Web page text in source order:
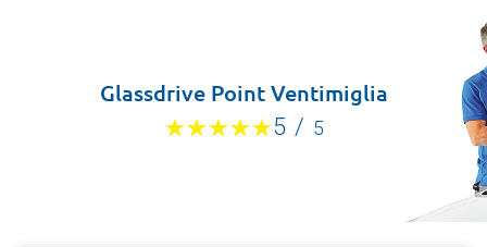
Glassdrive Point Ventimiglia
5 / 5